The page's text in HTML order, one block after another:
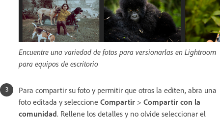
Encuentre una variedad de fotos para versionarlas en Lightroom
para equipos de escritorio
Para compartir su foto y permitir que otros la editen, abra una
foto editada y seleccione Compartir > Compartir con la
comunidad. Rellene los detalles y no olvide seleccionar el